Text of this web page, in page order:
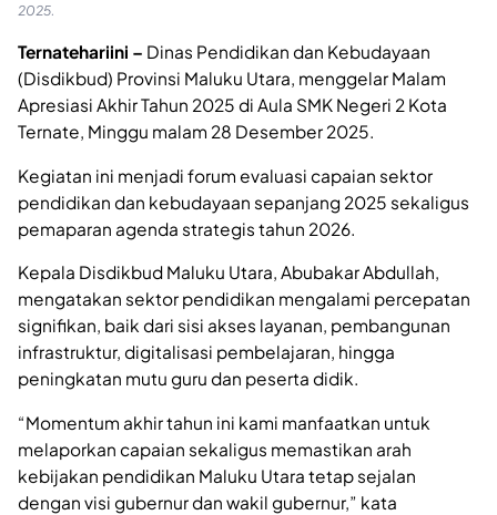
2025.
Ternatehariini – Dinas Pendidikan dan Kebudayaan
(Disdikbud) Provinsi Maluku Utara, menggelar Malam
Apresiasi Akhir Tahun 2025 di Aula SMK Negeri 2 Kota
Ternate, Minggu malam 28 Desember 2025.
Kegiatan ini menjadi forum evaluasi capaian sektor
pendidikan dan kebudayaan sepanjang 2025 sekaligus
pemaparan agenda strategis tahun 2026.
Kepala Disdikbud Maluku Utara, Abubakar Abdullah,
mengatakan sektor pendidikan mengalami percepatan
signifikan, baik dari sisi akses layanan, pembangunan
infrastruktur, digitalisasi pembelajaran, hingga
peningkatan mutu guru dan peserta didik.
“Momentum akhir tahun ini kami manfaatkan untuk
melaporkan capaian sekaligus memastikan arah
kebijakan pendidikan Maluku Utara tetap sejalan
dengan visi gubernur dan wakil gubernur,” kata